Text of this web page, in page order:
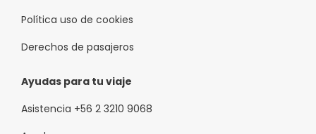
Política uso de cookies
Derechos de pasajeros
Ayudas para tu viaje
Asistencia +56 2 3210 9068